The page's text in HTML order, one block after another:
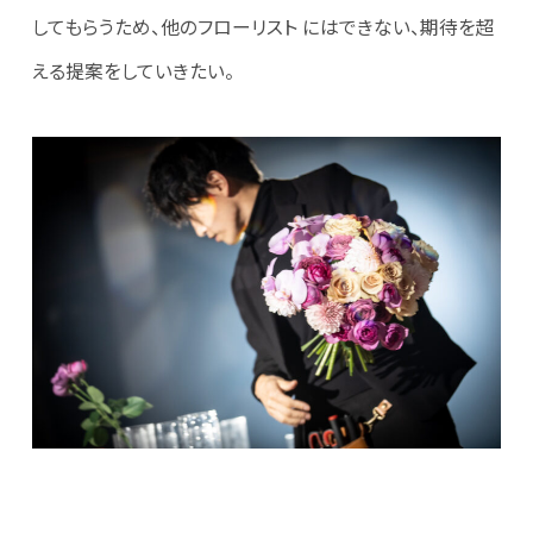
してもらうため、他のフローリスト にはできない、期待を超
える提案をしていきたい。